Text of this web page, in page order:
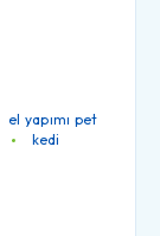
el yapımı pet
kedi